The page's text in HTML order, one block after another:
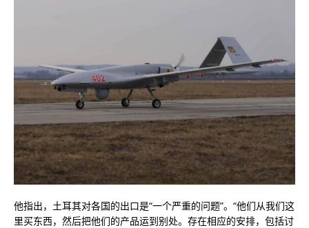
他指出，土耳其对各国的出口是“一个严重的问题”。“他们从我们这
里买东西，然后把他们的产品运到别处。存在相应的安排，包括讨